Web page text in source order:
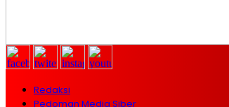
Redaksi
Pedoman Media Siber